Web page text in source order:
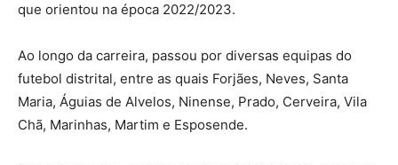
que orientou na época 2022/2023.
Ao longo da carreira, passou por diversas equipas do
futebol distrital, entre as quais Forjães, Neves, Santa
Maria, Águias de Alvelos, Ninense, Prado, Cerveira, Vila
Chã, Marinhas, Martim e Esposende.